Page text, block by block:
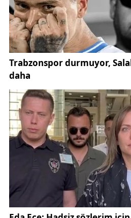
Kapısı (https://
üzerinden başvurularını
Müfettiş Yardımcılığı Giriş
oturum halinde
başarılı olan adaylar, sözlü